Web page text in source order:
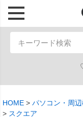
HOME パソコン・周
スクエア